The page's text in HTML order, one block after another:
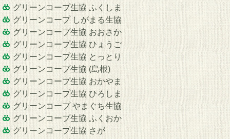
グリーンコープ生協 ふくしま
グリーンコープ しがまる生協
グリーンコープ生協 おおさか
グリーンコープ生協 ひょうご
グリーンコープ生協 とっとり
グリーンコープ生協 (島根)
グリーンコープ生協 おかやま
グリーンコープ生協 ひろしま
グリーンコープ やまぐち生協
グリーンコープ生協 ふくおか
グリーンコープ生協 さが